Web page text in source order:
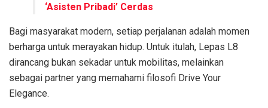
‘Asisten Pribadi’ Cerdas
Bagi masyarakat modern, setiap perjalanan adalah momen
berharga untuk merayakan hidup. Untuk itulah, Lepas L8
dirancang bukan sekadar untuk mobilitas, melainkan
sebagai partner yang memahami filosofi Drive Your
Elegance.